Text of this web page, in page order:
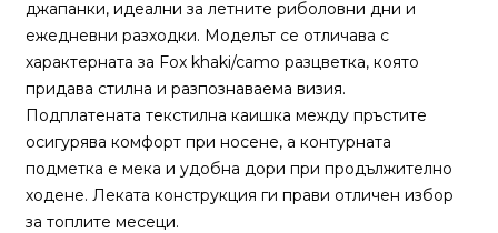
Комплекти
за
риболов
джапанки, идеални за летните риболовни дни и
ежедневни разходки. Моделът се отличава с
характерната за Fox khaki/camo разцветка, която
придава стилна и разпознаваема визия.
Подплатената текстилна каишка между пръстите
осигурява комфорт при носене, а контурната
подметка е мека и удобна дори при продължително
ходене. Леката конструкция ги прави отличен избор
за топлите месеци.